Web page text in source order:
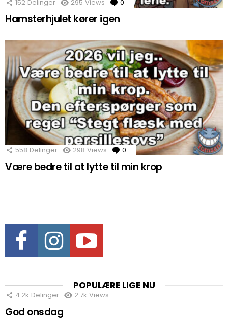
152 Delinger 295 Views 0 Comments
Hamsterhjulet kører igen
558 Delinger 298 Views 0 Comments
Være bedre til at lytte til min krop
Facebook Instagram Youtube
POPULÆRE LIGE NU
4.2k Delinger 2.7k Views
God onsdag